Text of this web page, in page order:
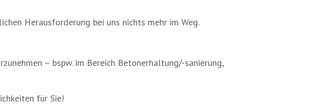
Herausforderung bei uns nichts mehr im Weg.
– bspw. im Bereich Betonerhaltung/-sanierung,
für Sie!